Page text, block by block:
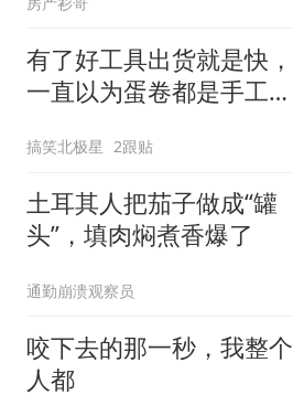
有了好工具出货就是快，
一直以为蛋卷都是手工卷
搞笑北极星 2跟贴
土耳其人把茄子做成“罐
头”，填肉焖煮香爆了
通勤崩溃观察员
咬下去的那一秒，我整个
人都